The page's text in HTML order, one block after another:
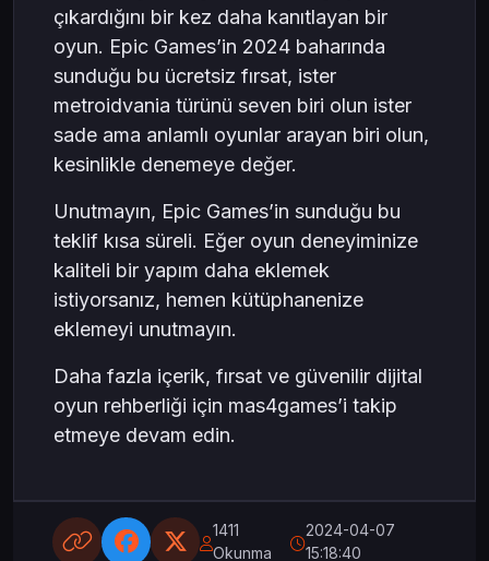
çıkardığını bir kez daha kanıtlayan bir
oyun. Epic Games’in 2024 baharında
sunduğu bu ücretsiz fırsat, ister
metroidvania türünü seven biri olun ister
sade ama anlamlı oyunlar arayan biri olun,
kesinlikle denemeye değer.
Unutmayın, Epic Games’in sunduğu bu
teklif kısa süreli. Eğer oyun deneyiminize
kaliteli bir yapım daha eklemek
istiyorsanız, hemen kütüphanenize
eklemeyi unutmayın.
Daha fazla içerik, fırsat ve güvenilir dijital
oyun rehberliği için mas4games’i takip
etmeye devam edin.
1411
Okunma
2024-04-07
15:18:40